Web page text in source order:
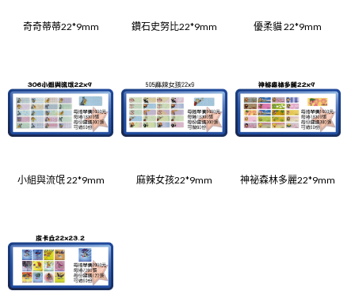
奇奇蒂蒂22*9mm 鑽石史努比22*9mm 優柔貓 22*9mm
小組與流氓 22*9mm 麻辣女孩22*9mm 神祕森林多麗22*9mm